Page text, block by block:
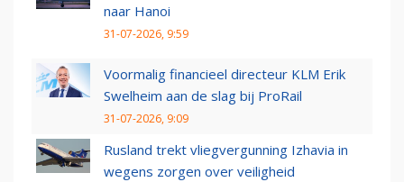
naar Hanoi
31-07-2026, 9:59
Voormalig financieel directeur KLM Erik
Swelheim aan de slag bij ProRail
31-07-2026, 9:09
Rusland trekt vliegvergunning Izhavia in
wegens zorgen over veiligheid